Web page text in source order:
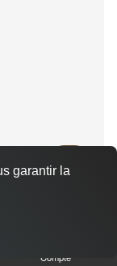
Compte
garantir la